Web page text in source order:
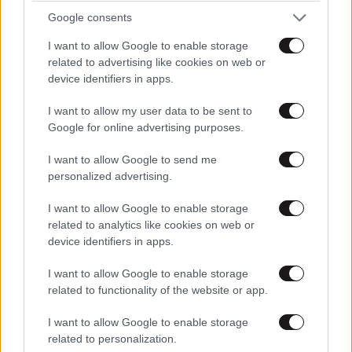
Google consents
I want to allow Google to enable storage
related to advertising like cookies on web or
device identifiers in apps.
I want to allow my user data to be sent to
Google for online advertising purposes.
I want to allow Google to send me
personalized advertising.
I want to allow Google to enable storage
related to analytics like cookies on web or
device identifiers in apps.
I want to allow Google to enable storage
related to functionality of the website or app.
I want to allow Google to enable storage
related to personalization.
θυμασαι το ονομα του σκουπιδιου που αντικατεστησε
αυτο το τρεχον σκουπιδι;;; τι σημασια εχει .... ολα τα
γου ,μια φατσα. ΔΕς ΤΟΝ.....ενα τραπεζοτσατσονι μιας
χωρας που καλλιεργει οφ σορ παραγει τραπεζικες
φοροαποφυγη και γερμανουποτελεια .... την
ψωροκωσταινα διοικει ενας πολυτελης ευνουχος ενος
πριγιπατου τσιμπλα..... ΑΒΕ ΒΡΥΚΟΛΑΚΑ ΤΟΥ
ΚΟΛΩΝΑΚΊΟΥ ΘΡΟΥΜΠΑ ΤΟΥ ΚΑΤΑΚΟΛΟΥ ΚΑΙ
ΠΟΛΛΑ ΤΑ ΕΤΗ ΣΦΟΓΓΟΚΟΛΑΡΙΕ ΞΕΚΟΚΑΛΗ ΚΑΙ
ΠΟΤΑΜΟΜΠΟΜΠΟΛΑ ΠΡΟΙΣΤΑΜΕΝΕ ΚΑΙ
ΚΗΔΕΜΟΝΑ ΑΚΗ ΓΙΑΝΝΟΥ ΠΑΠΟΥΤΣΗ ΚΑΙ ΛΟΙΜΩΝ
ΕΥΠΑΤΡΙΔΩΝ.